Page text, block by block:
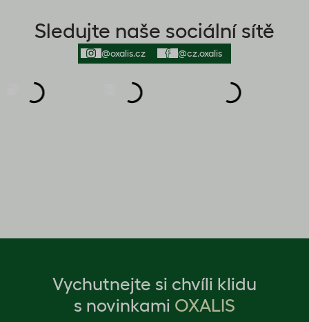
Sledujte naše sociální sítě
@oxalis.cz @cz.oxalis
Vychutnejte si chvíli klidu
s novinkami OXALIS